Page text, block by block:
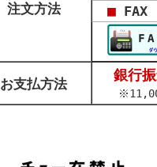
注文方法 ■FAX
お支払方法
銀行